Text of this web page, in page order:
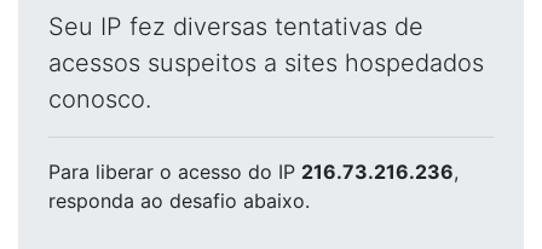
Seu IP fez diversas tentativas de
acessos suspeitos a sites hospedados
conosco.
Para liberar o acesso do IP 216.73.216.236,
responda ao desafio abaixo.